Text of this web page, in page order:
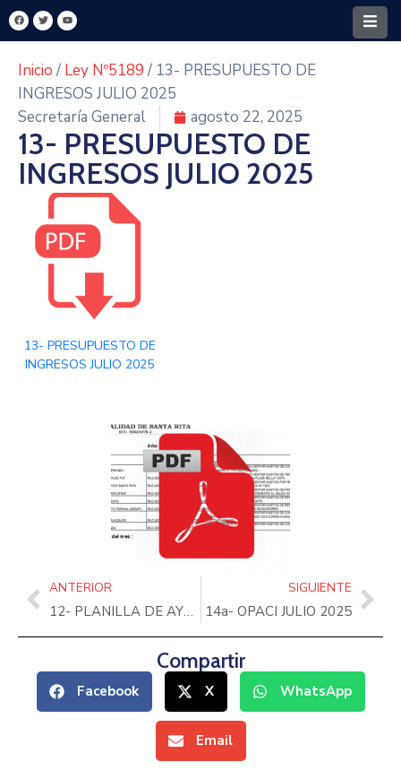
Home
Santa
Rita
Intendencia
FONACIDE
MECIP
Turismo
Cultura
Inicio/ Ley Nº5189/ 13- PRESUPUESTO DE
INGRESOS JULIO 2025
Secretaría General
agosto 22, 2025
13- PRESUPUESTO DE
INGRESOS JULIO 2025
13- PRESUPUESTO DE
INGRESOS JULIO 2025
ANTERIOR
12- PLANILLA DE AYUDA SOCIAL JULIO 2025
SIGUIENTE
14a- OPACI JULIO 2025
Compartir
Facebook X WhatsApp
Email